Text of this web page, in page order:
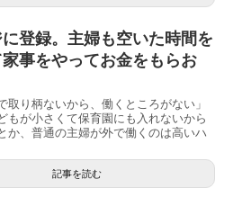
登録。主婦も空いた時間を
事をやってお金をもらお
取り柄ないから、働くところがない」
もが小さくて保育園にも入れないから
か、普通の主婦が外で働くのは高いハ
記事を読む